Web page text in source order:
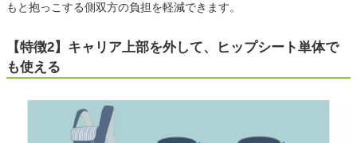
もと抱っこする側双方の負担を軽減できます。
【特徴2】キャリア上部を外して、ヒップシート単体で
も使える